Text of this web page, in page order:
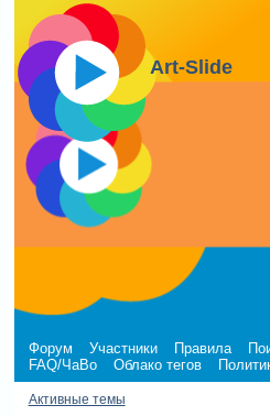
Art-Slide
Форум Участники Правила
FAQ/ЧаВо
Облако тегов
Активные темы